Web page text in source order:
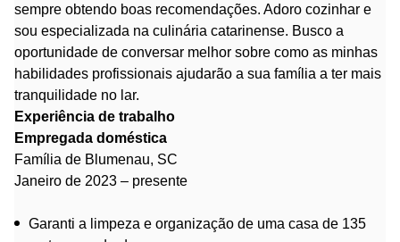
sempre obtendo boas recomendações. Adoro cozinhar e
sou especializada na culinária catarinense. Busco a
oportunidade de conversar melhor sobre como as minhas
habilidades profissionais ajudarão a sua família a ter mais
tranquilidade no lar.
Experiência de trabalho
Empregada doméstica
Família de Blumenau, SC
Janeiro de 2023 – presente
Garanti a limpeza e organização de uma casa de 135